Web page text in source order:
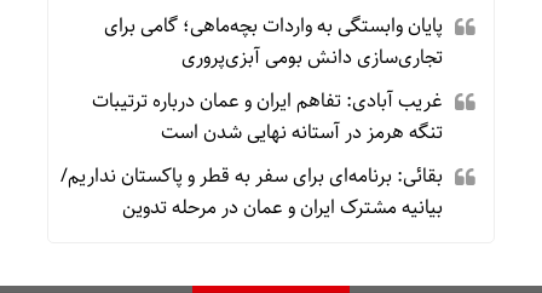
پایان وابستگی به واردات بچه‌ماهی؛ گامی برای
تجاری‌سازی دانش بومی آبزی‌پروری
غریب آبادی: تفاهم ایران و عمان درباره ترتیبات
تنگه هرمز در آستانه نهایی شدن است
بقائی: برنامه‌ای برای سفر به قطر و پاکستان نداریم/
بیانیه مشترک ایران و عمان در مرحله تدوین